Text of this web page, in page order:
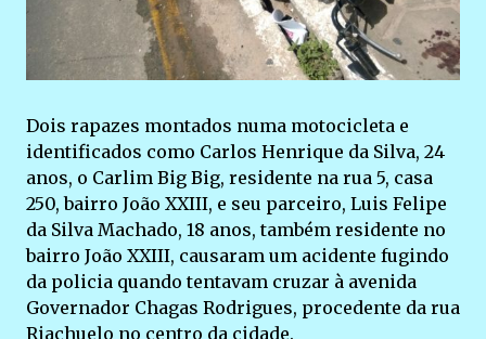
Dois rapazes montados numa motocicleta e
identificados como Carlos Henrique da Silva, 24
anos, o Carlim Big Big, residente na rua 5, casa
250, bairro João XXIII, e seu parceiro, Luis Felipe
da Silva Machado, 18 anos, também residente no
bairro João XXIII, causaram um acidente fugindo
da policia quando tentavam cruzar à avenida
Governador Chagas Rodrigues, procedente da rua
Riachuelo no centro da cidade.